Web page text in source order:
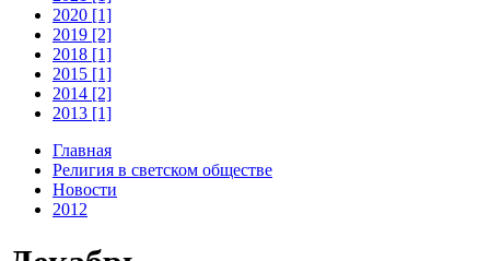
2020 [1]
2019 [2]
2018 [1]
2015 [1]
2014 [2]
2013 [1]
Главная
Религия в светском обществе
Новости
2012